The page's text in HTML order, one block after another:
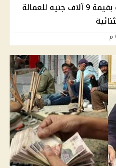
وزارة العمل: 6 منح سنوية بقيمة 9 آلاف جنيه للعمالة